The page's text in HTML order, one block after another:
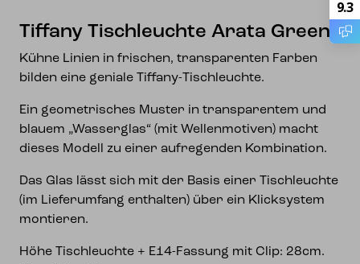
Tiffany Tischleuchte Arata Green
Kühne Linien in frischen, transparenten Farben
bilden eine geniale Tiffany-Tischleuchte.
Ein geometrisches Muster in transparentem und
blauem „Wasserglas“ (mit Wellenmotiven) macht
dieses Modell zu einer aufregenden Kombination.
Das Glas lässt sich mit der Basis einer Tischleuchte
(im Lieferumfang enthalten) über ein Klicksystem
montieren.
Höhe Tischleuchte + E14-Fassung mit Clip: 28cm.
9.3